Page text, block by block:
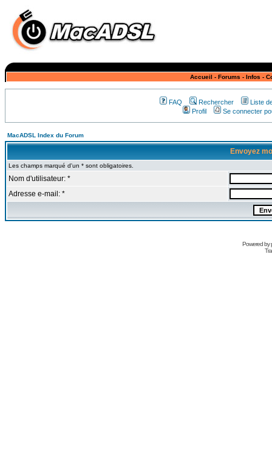
Accueil - Forums - Infos -
FAQ Rechercher
Liste
Profil
Se connecter
MacADSL Index du Forum
Envoyez
Les champs marqué d'un * sont obligatoires.
Nom d'utilisateur: *
Adresse e-mail: *
Powered by